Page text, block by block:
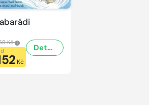
Kč
Kč
Detail